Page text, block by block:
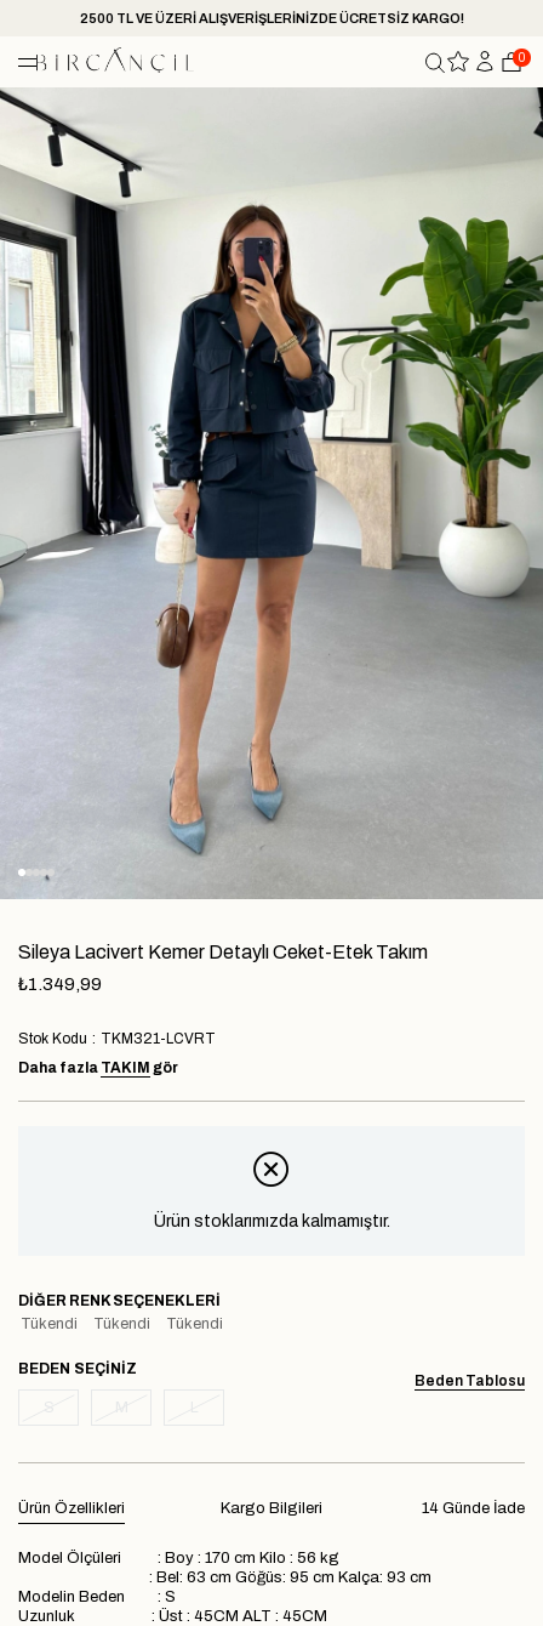
2500 TL VE ÜZERİ ALIŞVERİŞLERİNİZDE ÜCRETSİZ KARGO!
0
Sileya Lacivert Kemer Detaylı Ceket-Etek Takım
₺1.349,99
Stok Kodu
TKM321-LCVRT
Daha fazla TAKIM gör
Ürün stoklarımızda kalmamıştır.
DIĞER RENK SEÇENEKLERI
Tükendi
Tükendi Tükendi
Beden Tablosu
BEDEN
Ürün Özellikleri 14 Günde İade
Kargo Bilgileri
Model Ölçüleri : Boy : 170 cm Kilo : 56 kg
: Bel: 63 cm Göğüs: 95 cm Kalça: 93 cm
Modelin Beden : S
Uzunluk : Üst : 45CM ALT : 45CM